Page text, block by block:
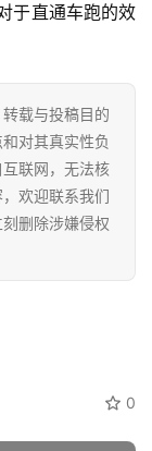
于直通车跑的效
载与投稿目的
对其真实性负
联网，无法核
欢迎联系我们
删除涉嫌侵权
0